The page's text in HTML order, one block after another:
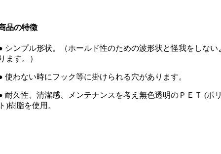
品の特徴
シンプル形状。（ホールド性のための波形状と怪我をしな
ます。）
使わない時にフック等に掛けられる穴があります。
耐久性、清潔感、メンテナンスを考え無色透明のＰＥＴ (ポ
)樹脂を使用。